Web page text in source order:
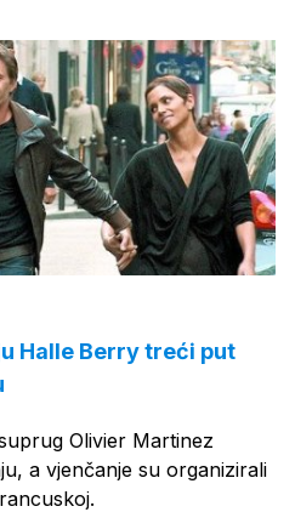
Halle Berry treći put
Olivier Martinez
a vjenčanje su organizirali